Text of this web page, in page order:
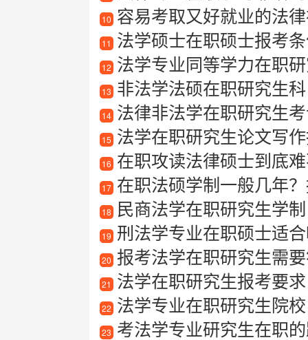
10 容易考取又好就业的法
11 法学硕士在职硕士报考
12 法学专业同等学力在职
13 非法学法硕在职研究生
14 法律非法学在职研究生
15 法学在职研究生论文写作
16 在职攻读法律硕士到底
17 在职法硕学制一般几年
18 民商法学在职研究生学制
19 刑法学专业在职硕士适合
20 报考法学在职研究生需要符
21 法学在职研究生报考要求
22 法学专业在职研究生院校
23 考法学专业研究生在职